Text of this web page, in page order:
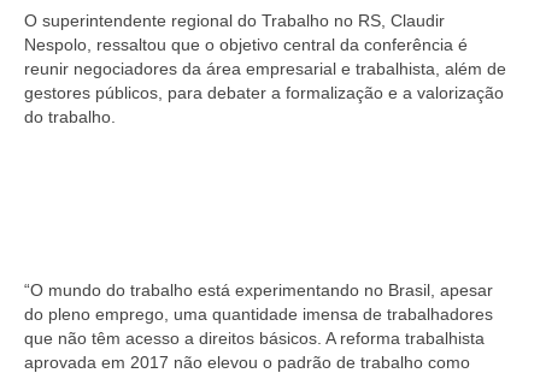
O superintendente regional do Trabalho no RS, Claudir
Nespolo, ressaltou que o objetivo central da conferência é
reunir negociadores da área empresarial e trabalhista, além de
gestores públicos, para debater a formalização e a valorização
do trabalho.
“O mundo do trabalho está experimentando no Brasil, apesar
do pleno emprego, uma quantidade imensa de trabalhadores
que não têm acesso a direitos básicos. A reforma trabalhista
aprovada em 2017 não elevou o padrão de trabalho como